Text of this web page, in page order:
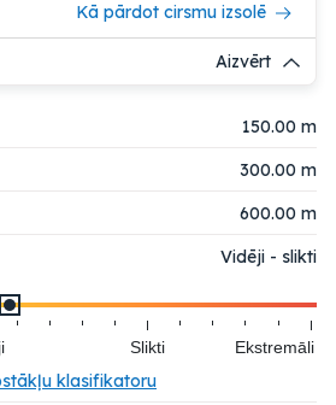
Kā pārdot cirsmu izsolē
Aizvērt
150.00 m
300.00 m
600.00 m
Vidēji - slikti
Slikti Ekstremāli
klasifikatoru